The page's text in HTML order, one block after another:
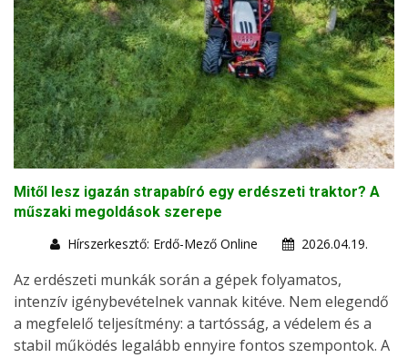
Mitől lesz igazán strapabíró egy erdészeti traktor? A
műszaki megoldások szerepe
Hírszerkesztő: Erdő-Mező Online
2026.04.19.
Az erdészeti munkák során a gépek folyamatos,
intenzív igénybevételnek vannak kitéve. Nem elegendő
a megfelelő teljesítmény: a tartósság, a védelem és a
stabil működés legalább ennyire fontos szempontok. A